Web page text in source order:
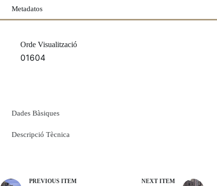
Metadatos
Orde Visualització
01604
Dades Bàsiques
Descripció Tècnica
PREVIOUS ITEM NEXT ITEM